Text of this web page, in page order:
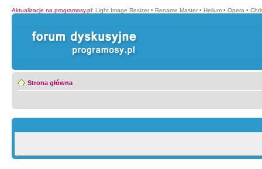
Aktualizacje na programosy.pl: Light Image Resizer • Rename Master • Helium • Opera •
Strona główna